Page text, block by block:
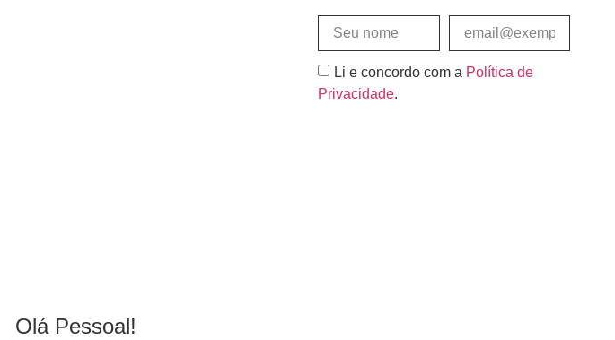
Olá Pessoal!
Li e concordo com a Política de
Privacidade.